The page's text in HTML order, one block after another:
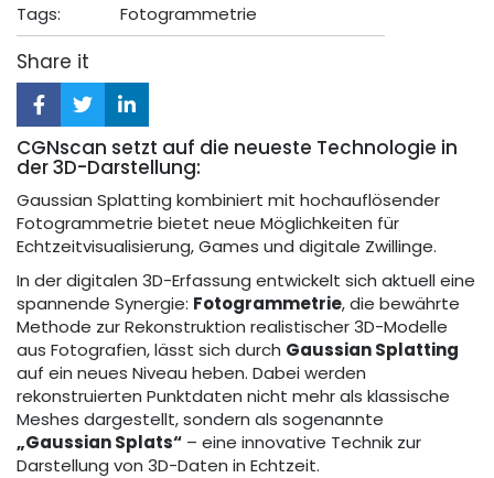
Tags:
Fotogrammetrie
Share it
CGNscan setzt auf die neueste Technologie in
der 3D-Darstellung:
Gaussian Splatting kombiniert mit hochauflösender
Fotogrammetrie bietet neue Möglichkeiten für
Echtzeitvisualisierung, Games und digitale Zwillinge.
In der digitalen 3D-Erfassung entwickelt sich aktuell eine
spannende Synergie: Fotogrammetrie, die bewährte
Methode zur Rekonstruktion realistischer 3D-Modelle
aus Fotografien, lässt sich durch Gaussian Splatting
auf ein neues Niveau heben. Dabei werden
rekonstruierten Punktdaten nicht mehr als klassische
Meshes dargestellt, sondern als sogenannte
„Gaussian Splats“ – eine innovative Technik zur
Darstellung von 3D-Daten in Echtzeit.